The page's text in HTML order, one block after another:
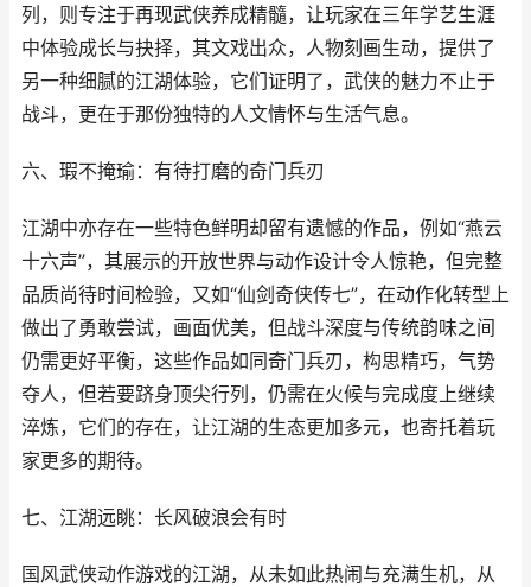
列，则专注于再现武侠养成精髓，让玩家在三年学艺生涯
中体验成长与抉择，其文戏出众，人物刻画生动，提供了
另一种细腻的江湖体验，它们证明了，武侠的魅力不止于
战斗，更在于那份独特的人文情怀与生活气息。
六、瑕不掩瑜：有待打磨的奇门兵刃
江湖中亦存在一些特色鲜明却留有遗憾的作品，例如“燕云
十六声”，其展示的开放世界与动作设计令人惊艳，但完整
品质尚待时间检验，又如“仙剑奇侠传七”，在动作化转型上
做出了勇敢尝试，画面优美，但战斗深度与传统韵味之间
仍需更好平衡，这些作品如同奇门兵刃，构思精巧，气势
夺人，但若要跻身顶尖行列，仍需在火候与完成度上继续
淬炼，它们的存在，让江湖的生态更加多元，也寄托着玩
家更多的期待。
七、江湖远眺：长风破浪会有时
国风武侠动作游戏的江湖，从未如此热闹与充满生机，从